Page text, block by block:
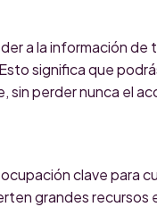
a la información
significa que
sin perder nunca el
clave para
grandes recursos